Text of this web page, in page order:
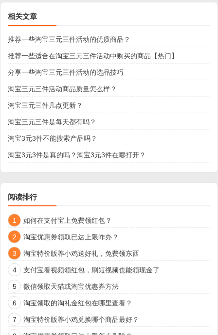
相关文章
推荐一些淘宝三元三件活动的优质商品？
推荐一些适合在淘宝三元三件活动中购买的商品【热门】
分享一些淘宝三元三件活动的选品技巧
淘宝三元三件活动商品质量怎么样？
淘宝三元三件几点更新？
淘宝三元三件是每天都有吗？
淘宝3元3件不能搜索产品吗？
淘宝3元3件是真的吗？淘宝3元3件在哪打开？
阅读排行
1 如何在支付宝上免费领红包？
2 淘宝优惠券领取已达上限咋办？
3 淘宝特价版养小鸡送好礼，免费领东西
4 支付宝看视频领红包，刷短视频也能领现金了
5 微信领取天猫或淘宝优惠券方法
6 淘宝领取的淘礼金红包在哪里查看？
7 淘宝特价版养小鸡兑换哪个商品最好？